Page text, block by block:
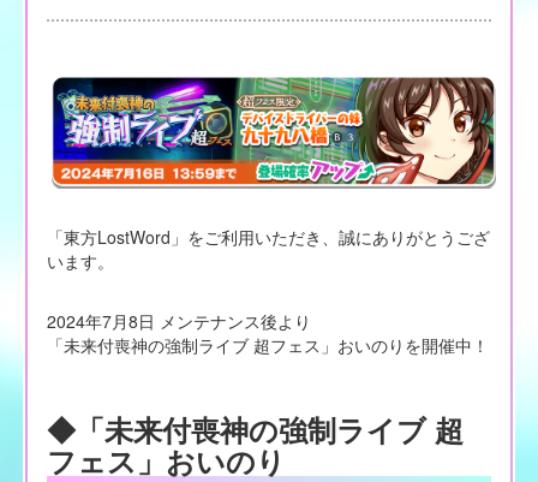
「東方LostWord」をご利用いただき、誠にありがとうござ
います。
2024年7月8日 メンテナンス後より
「未来付喪神の強制ライブ 超フェス」おいのりを開催中！
◆「未来付喪神の強制ライブ 超
フェス」おいのり